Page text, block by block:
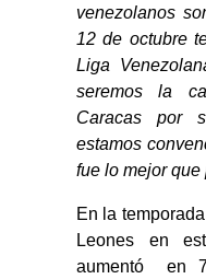
venezolanos
12 de octubre
Liga
seremos la
Caracas por
estamos
fue lo mejor que
En la
Leones en
aumentó en